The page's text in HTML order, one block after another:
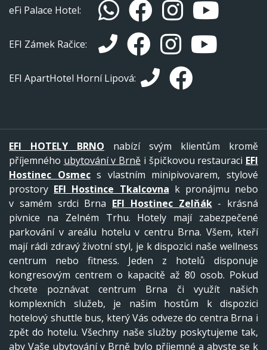
eFi Palace Hotel:
EFI Zámek Račice:
EFI ApartHotel Horní Lipová:
EFI HOTELY BRNO nabízí svým klientům kromě
příjemného ubytování v Brně i špičkovou restauraci EFI
Hostinec Osmecs vlastním minipivovarem, stylové
prostory EFI Hostince Tkalcovna k pronájmu nebo
v samém srdci Brna EFI Hostinec Zelňák- krásná
pivnice na Zelném Trhu. Hotely mají zabezpečené
parkování v areálu hotelu v centru Brna. Všem, kteří
mají rádi zdravý životní styl, je k dispozici naše wellness
centrum nebo fitness. Jeden z hotelů disponuje
kongresovým centrem o kapacitě až 80 osob. Pokud
chcete poznávat centrum Brna či využít našich
komplexních služeb, je našim hostům k dispozici
hotelový shuttle bus, který Vás odveze do centra Brna i
zpět do hotelu. Všechny naše služby poskytujeme tak,
aby Vaše ubytování v Brně bylo příjemné a abyste se k